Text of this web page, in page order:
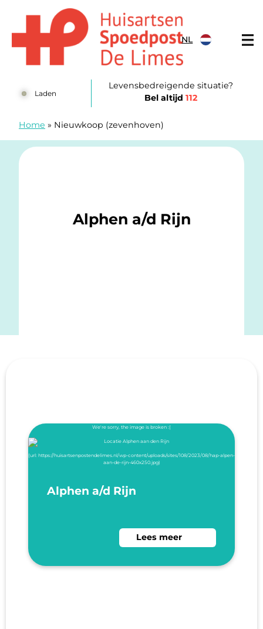
NL
Laden
Levensbedreigende situatie?
Bel altijd112
Home » Nieuwkoop (zevenhoven)
Alphen a/d Rijn
Alphen a/d Rijn
Lees meer over Alphen a/d
Lees meer